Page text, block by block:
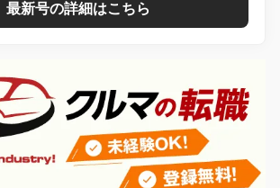
最新号の詳細はこちら